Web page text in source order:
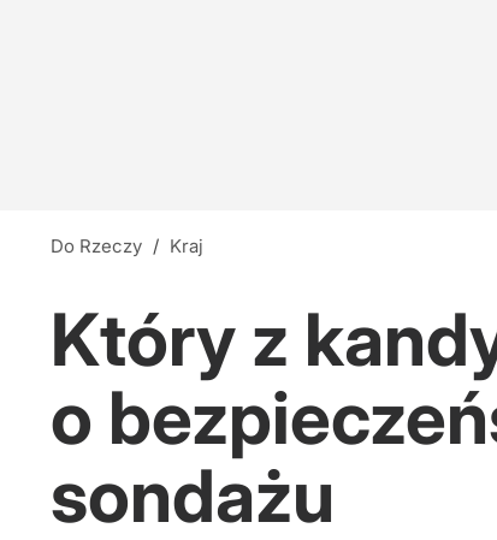
Do Rzeczy / Kraj
Który z
o
sondażu